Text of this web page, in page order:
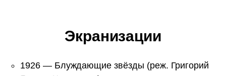
Экранизации
1926 — Блуждающие звёзды (реж. Григорий